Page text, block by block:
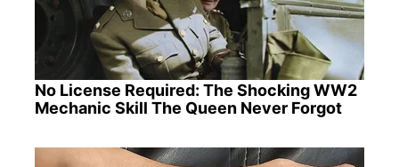
No License Required: The Shocking WW2
Mechanic Skill The Queen Never Forgot